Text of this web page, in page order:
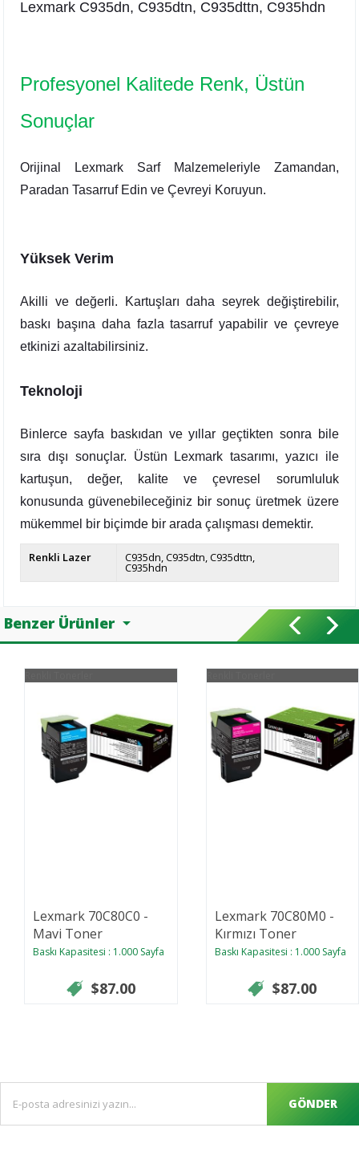
Lexmark C935dn, C935dtn, C935dttn, C935hdn
Profesyonel Kalitede Renk, Üstün
Sonuçlar
Orijinal Lexmark Sarf Malzemeleriyle Zamandan,
Paradan Tasarruf Edin ve Çevreyi Koruyun.
Yüksek Verim
Akilli ve değerli. Kartuşları daha seyrek değiştirebilir,
baskı başına daha fazla tasarruf yapabilir ve çevreye
etkinizi azaltabilirsiniz.
Teknoloji
Binlerce sayfa baskıdan ve yıllar geçtikten sonra bile
sıra dışı sonuçlar. Üstün Lexmark tasarımı, yazıcı ile
kartuşun, değer, kalite ve çevresel sorumluluk
konusunda güvenebileceğiniz bir sonuç üretmek üzere
mükemmel bir biçimde bir arada çalışması demektir.
Renkli Lazer C935dn C935dtn C935dttn
C935hdn
Benzer Ürünler
Lexmark 70C80C0 -
Mavi Toner
Baskı Kapasitesi : 1.000 Sayfa
$87.00
Lexmark 70C80M0 -
Kırmızı Toner
Baskı Kapasitesi : 1.000 Sayfa
$87.00
GÖNDER